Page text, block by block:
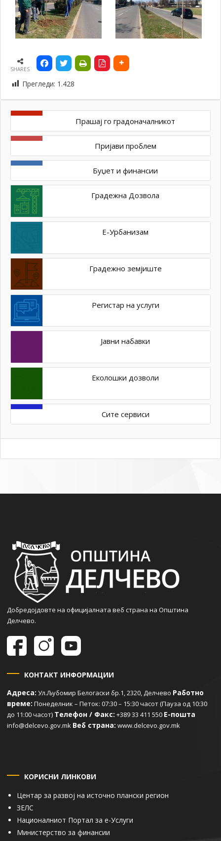
SHARES
Прегледи: 1.428
Прашај го градоначалникот
Пријави проблем
Буџет и финансии
Градежна Дозвола
Е-Урбанизам
Градежно земјиште
Регистар на услуги
Јавни набавки
Еколошки дозволи
Сите сервиси
Добредојдовте на официјалната веб страна на Општина
Делчево.
КОНТАКТ ИНФОРМАЦИИ
Адреса: Ул.Љубомир Белогаски бр.1, 2320, Делчево Работно
време: Понеделник – Петок: 07:30 – 15:30 часот (Пауза од 10:30
до 11:00 часот) Телефон / Факс: +389 33 411 550 Е-пошта
info@delcevo.gov.mk Веб страна: www.delcevo.gov.mk
КОРИСНИ ЛИНКОВИ
Центар за развој на источно плански регион
ЗЕЛС
Националниот Портал за е-Услуги
Министерство за финансии